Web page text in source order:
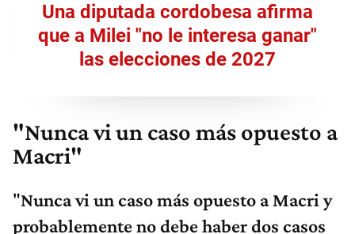
Una diputada cordobesa afirma
que a Milei "no le interesa ganar"
las elecciones de 2027
"Nunca vi un caso más opuesto a
Macri"
"Nunca vi un caso más opuesto a Macri y
probablemente no debe haber dos casos